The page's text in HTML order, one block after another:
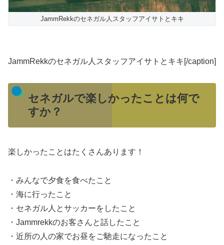
JammRekkのセネガル人スタッフアイサトとキキ
JammRekkのセネガル人スタッフアイサトとキキ[/caption]
セネガルで楽しかったことは何で
すか？
楽しかったことはたくさんあります！
・みんなで夕食を食べたこと
・海に行ったこと
・セネガル人とサッカーをしたこと
・Jammrekkのお客さんと話したこと
・近所の人の家でお昼をご馳走になったこと